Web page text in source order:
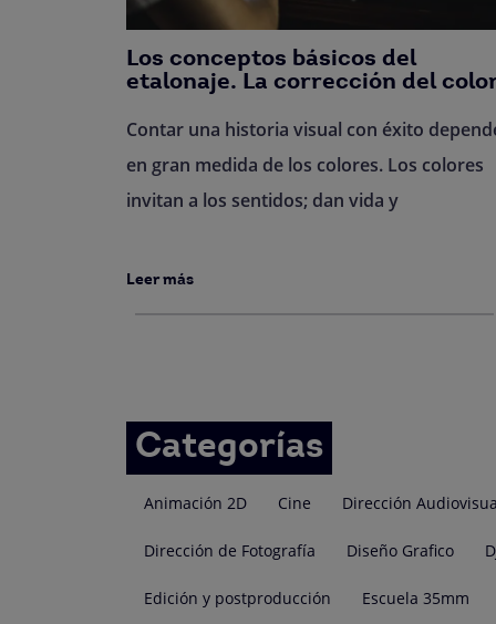
Los conceptos básicos del
etalonaje. La corrección del
Contar una historia visual con éxito
en gran medida de los colores. Los colores
invitan a los sentidos; dan vida y
Leer más
Categorías
Animación 2D Cine Dirección
Dirección de Fotografía Diseño Grafico
Edición y postproducción Escuela 35mm